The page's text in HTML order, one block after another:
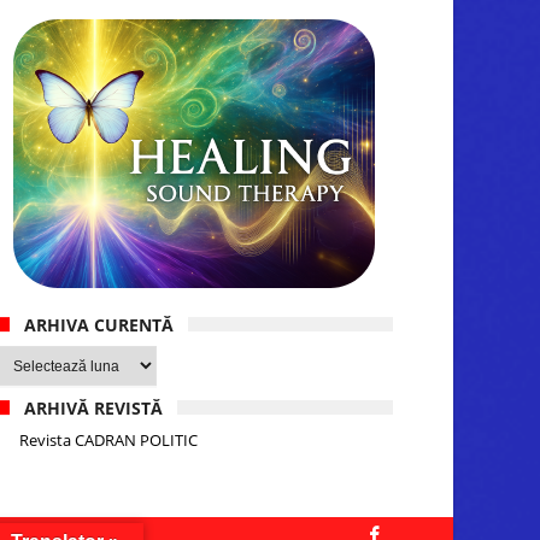
ARHIVA CURENTĂ
Arhiva
curentă
ARHIVĂ REVISTĂ
Revista CADRAN POLITIC